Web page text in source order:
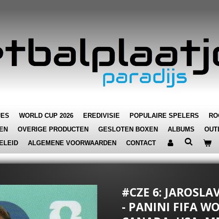
WORLD CUP 2026 EREDIVISIE POPULAIRE SPELERS
OVERIGE PRODUCTEN GESLOTEN BOXEN ALBUMS
ALGEMENE VOORWAARDEN CONTACT
#CZE 6:
- PANINI FIFA